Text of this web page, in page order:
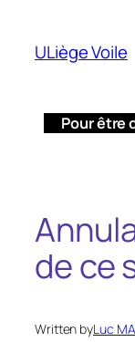
contenu
ULiège Voile
Pour être
de ce
Written byLuc